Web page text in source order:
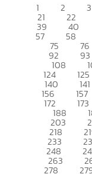
1 2 3
21 22
39 40
57 58
75 76
92 93
108
124 125
140 141
156 157
172 173
188
203
218
233
248
263
278